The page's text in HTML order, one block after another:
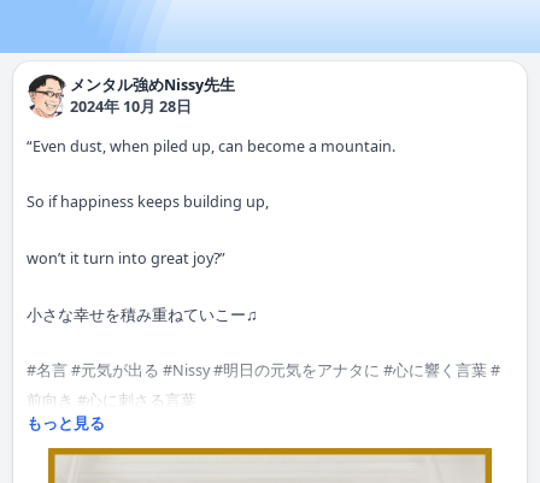
メンタル強めNissy先生
2024年 10月 28日
“Even dust, when piled up, can become a mountain.
So if happiness keeps building up,
won’t it turn into great joy?”
小さな幸せを積み重ねていこー♫
#名言 #元気が出る #Nissy #明日の元気をアナタに #心に響く言葉#
前向き #心に刺さる言葉
#quotes #cheerup #mental #followme
もっと見る